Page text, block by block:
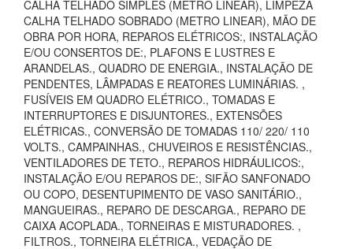
CALHA TELHADO SIMPLES (METRO LINEAR), LIMPEZA
CALHA TELHADO SOBRADO (METRO LINEAR), MÃO DE
OBRA POR HORA, REPAROS ELÉTRICOS:, INSTALAÇÃO
E/OU CONSERTOS DE:, PLAFONS E LUSTRES E
ARANDELAS., QUADRO DE ENERGIA., INSTALAÇÃO DE
PENDENTES, LÂMPADAS E REATORES LUMINÁRIAS. ,
FUSÍVEIS EM QUADRO ELÉTRICO., TOMADAS E
INTERRUPTORES E DISJUNTORES., EXTENSÕES
ELÉTRICAS., CONVERSÃO DE TOMADAS 110/ 220/ 110
VOLTS., CAMPAINHAS., CHUVEIROS E RESISTÊNCIAS.,
VENTILADORES DE TETO., REPAROS HIDRÁULICOS:,
INSTALAÇÃO E/OU REPAROS DE:, SIFÃO SANFONADO
OU COPO, DESENTUPIMENTO DE VASO SANITÁRIO.,
MANGUEIRAS., REPARO DE DESCARGA., REPARO DE
CAIXA ACOPLADA., TORNEIRAS E MISTURADORES. ,
FILTROS., TORNEIRA ELÉTRICA., VEDAÇÃO DE